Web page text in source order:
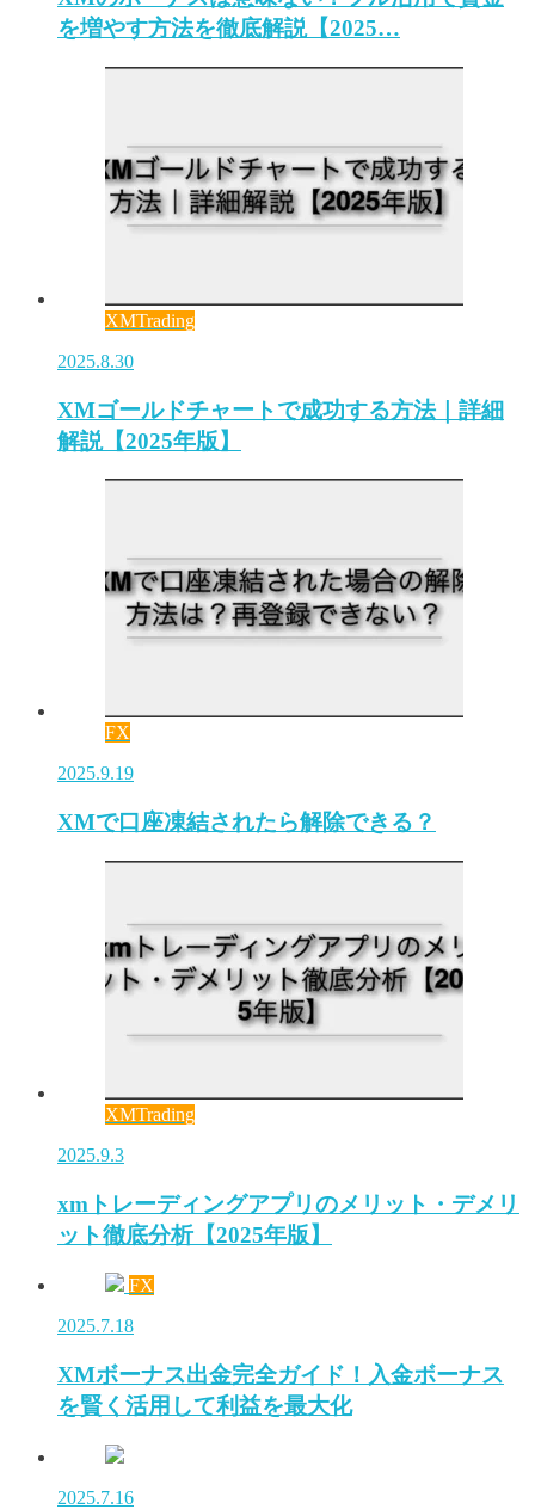
を増やす方法を徹底解説【2025…
XMTrading
2025.8.30
XMゴールドチャートで成功する方法｜詳細
解説【2025年版】
FX
2025.9.19
XMで口座凍結されたら解除できる？
XMTrading
2025.9.3
xmトレーディングアプリのメリット・デメリ
ット徹底分析【2025年版】
FX
2025.7.18
XMボーナス出金完全ガイド！入金ボーナス
を賢く活用して利益を最大化
2025.7.16